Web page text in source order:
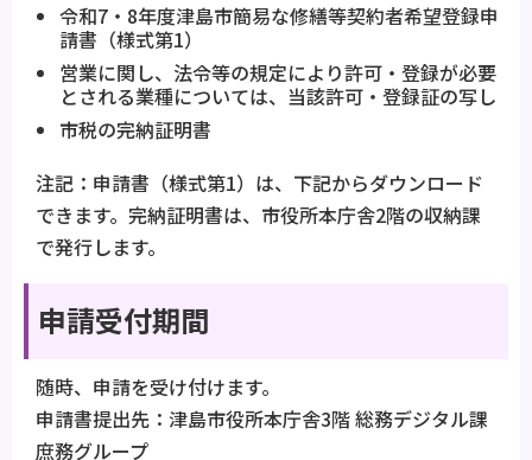
令和7・8年度津島市簡易な修繕等契約者希望登録申
請書（様式第1）
営業に関し、法令等の規定により許可・登録が必要
とされる業種については、当該許可・登録証の写し
市税の完納証明書
注記：申請書（様式第1）は、下記からダウンロード
できます。完納証明書は、市役所本庁舎2階の収納課
で発行します。
申請受付期間
随時、申請を受け付けます。
申請書提出先：津島市役所本庁舎3階 総務デジタル課
庶務グループ